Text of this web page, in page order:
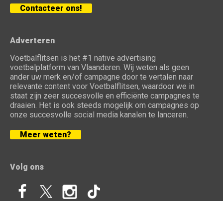
Contacteer ons!
Adverteren
Voetbalflitsen is het #1 native advertising
voetbalplatform van Vlaanderen. Wij weten als geen
ander uw merk en/of campagne door te vertalen naar
relevante content voor Voetbalflitsen, waardoor we in
staat zijn zeer succesvolle en efficiënte campagnes te
draaien. Het is ook steeds mogelijk om campagnes op
onze succesvolle social media kanalen te lanceren.
Meer weten?
Volg ons